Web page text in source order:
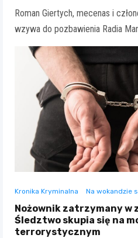
Roman Giertych, mecenas i
wzywa do pozbawienia Radia
Kronika Kryminalna Na wokandzie
Nożownik zatrzymany w
Śledztwo skupia się na
terrorystycznym